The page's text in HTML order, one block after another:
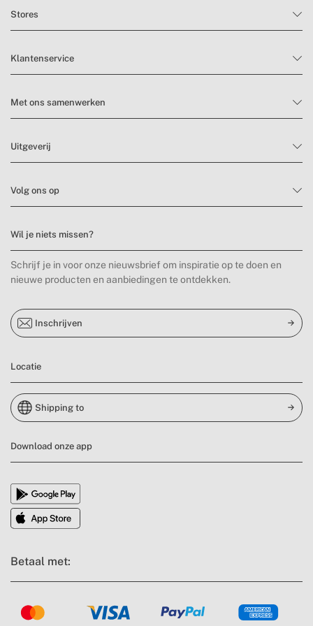
Stores
Klantenservice
Met ons samenwerken
Uitgeverij
Volg ons op
Wil je niets missen?
Schrijf je in voor onze nieuwsbrief om inspiratie op te doen en
nieuwe producten en aanbiedingen te ontdekken.
Inschrijven
Locatie
Shipping to
Download onze app
Betaal met: